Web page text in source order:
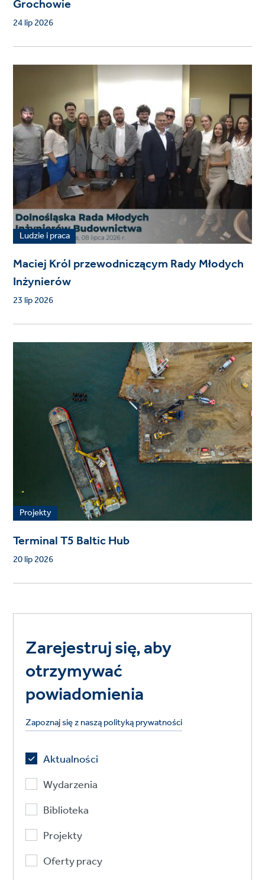
Grochowie
24 lip 2026
Ludzie i praca
Maciej Król przewodniczącym Rady Młodych
Inżynierów
23 lip 2026
Projekty
Terminal T5 Baltic Hub
20 lip 2026
Zarejestruj się, aby
otrzymywać
powiadomienia
Zapoznaj się z naszą polityką prywatności
Aktualności
Wydarzenia
Biblioteka
Projekty
Oferty pracy